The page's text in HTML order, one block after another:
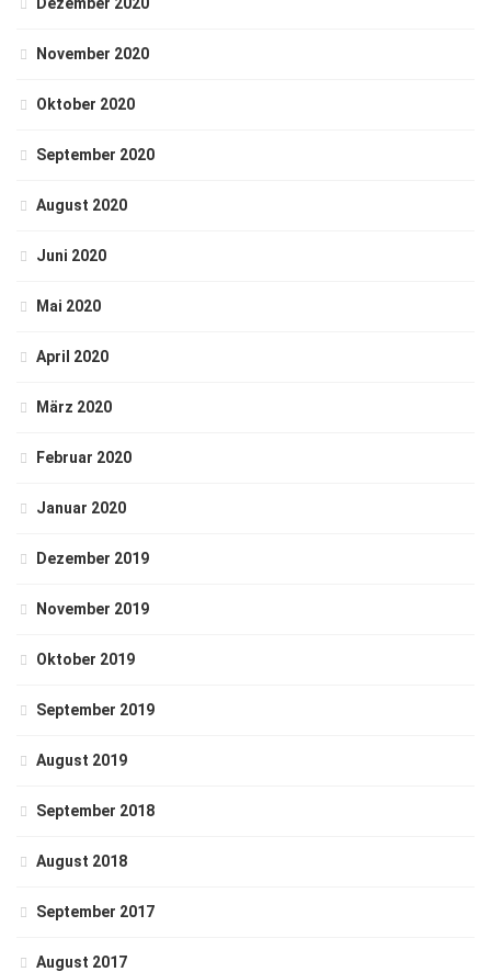
November 2020
Oktober 2020
September 2020
August 2020
Juni 2020
Mai 2020
April 2020
März 2020
Februar 2020
Januar 2020
Dezember 2019
November 2019
Oktober 2019
September 2019
August 2019
September 2018
August 2018
September 2017
August 2017